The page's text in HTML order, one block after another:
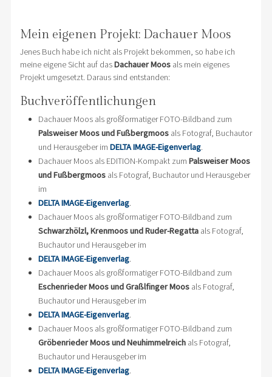
Mein eigenen Projekt: Dachauer Moos
Jenes Buch habe ich nicht als Projekt bekommen, so habe ich
meine eigene Sicht auf dasDachauer Moosals mein eigenes
Projekt umgesetzt. Daraus sind entstanden:
Buchveröffentlichungen
Dachauer Moos als großformatiger FOTO-Bildband zum
Palsweiser Moos und Fußbergmoosals Fotograf, Buchautor
und Herausgeber im DELTA IMAGE-Eigenverlag.
Dachauer Moos als EDITION-Kompakt zum Palsweiser Moos
und Fußbergmoosals Fotograf, Buchautor und Herausgeber
im
DELTA IMAGE-Eigenverlag.
Dachauer Moos als großformatiger FOTO-Bildband zum
Schwarzhölzl, Krenmoos und Ruder-Regattaals Fotograf,
Buchautor und Herausgeber im
DELTA IMAGE-Eigenverlag.
Dachauer Moos als großformatiger FOTO-Bildband zum
Eschenrieder Moos und Graßlfinger Moosals Fotograf,
Buchautor und Herausgeber im
DELTA IMAGE-Eigenverlag.
Dachauer Moos als großformatiger FOTO-Bildband zum
Gröbenrieder Moos und Neuhimmelreichals Fotograf,
Buchautor und Herausgeber im
DELTA IMAGE-Eigenverlag.